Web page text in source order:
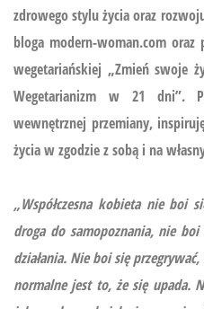
zdrowego stylu życia oraz
bloga modern-woman.com
wegetariańskiej „Zmień swoje
Wegetarianizm w 21 dni”.
wewnętrznej przemiany,
życia w zgodzie z sobą i na
„Współczesna kobieta nie boi
droga do samopoznania, nie
działania. Nie boi się
normalne jest to, że się upada.